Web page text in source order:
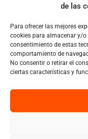
de las
Para ofrecer las mejores
cookies para almacenar y/
consentimiento de estas
comportamiento de
No consentir o retirar el
ciertas características y